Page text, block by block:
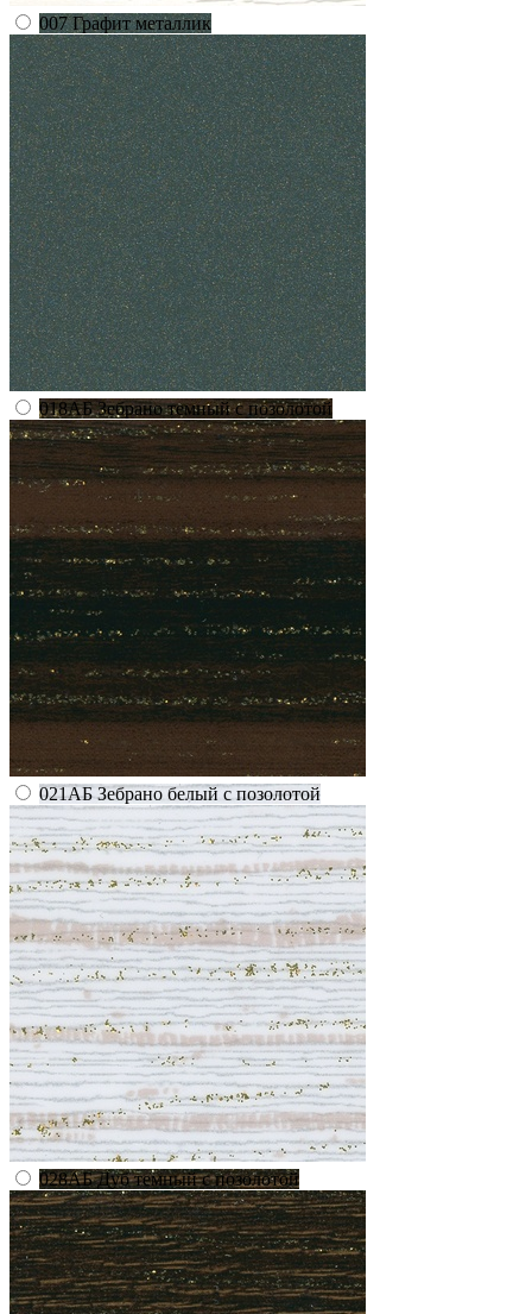
007 Графит металлик
018АБ Зебрано темный с позолотой
021АБ Зебрано белый с позолотой
028АБ Дуб темный с позолотой